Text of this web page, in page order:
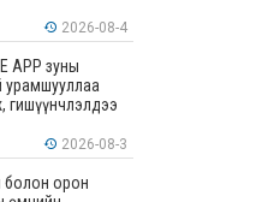
үр дүн чухал
2026-08-4
APP зуны
урамшууллаа
гишүүнчлэлдээ
хөнгөлөлт
эхэллээ 2026-08-3
болон орон